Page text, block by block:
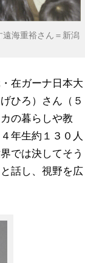
海重裕さん＝新潟
在ガーナ日本大
ひろ）さん（５
の暮らしや教
年生約１３０人
では決してそう
話し、視野を広